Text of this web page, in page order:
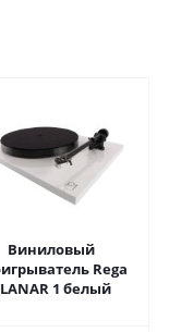
Виниловый
Rega
1 белый